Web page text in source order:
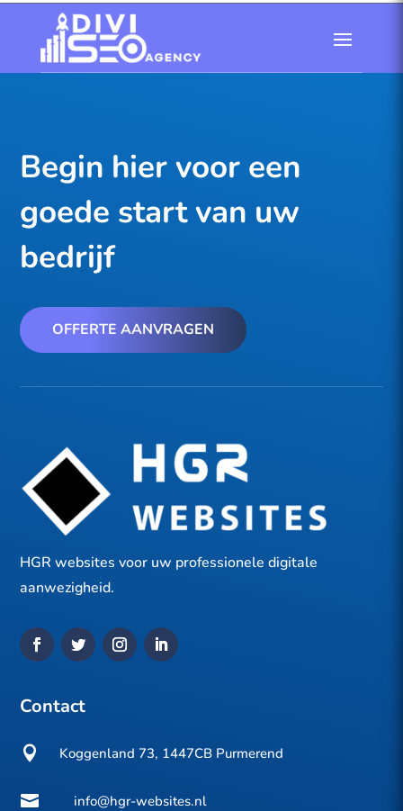
Begin hier voor een
goede start van uw
bedrijf
OFFERTE AANVRAGEN
HGR websites voor uw professionele digitale
aanwezigheid.
Contact
 Koggenland 73, 1447CB Purmerend
 info@hgr-websites.nl